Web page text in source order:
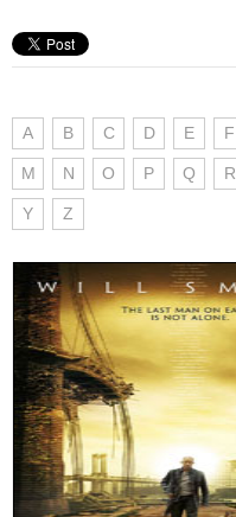
A B C D E F
M N O P Q R
Y Z